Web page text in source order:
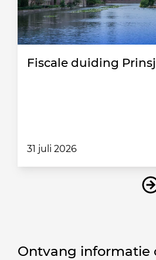
Fiscale duiding
31 juli 2026
Ontvang informatie